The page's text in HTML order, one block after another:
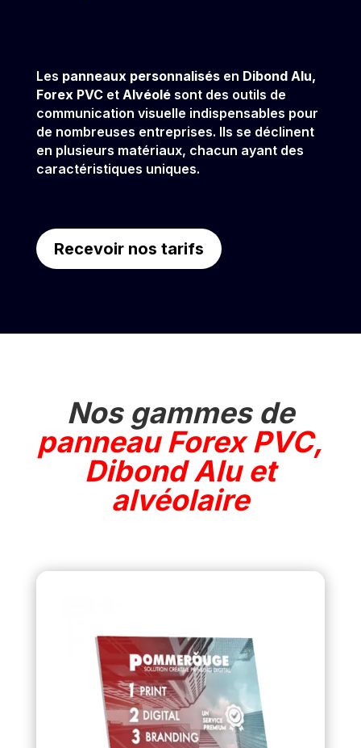
Les panneaux personnalisésen Dibond Alu,
Forex PVCet Alvéolésont des outils de
communication visuelle indispensables pour
de nombreuses entreprises. Ils se déclinent
en plusieurs matériaux, chacun ayant des
caractéristiques uniques.
Recevoir nos tarifs
Nos gammes de
panneau Forex PVC,
Dibond Alu et
alvéolaire